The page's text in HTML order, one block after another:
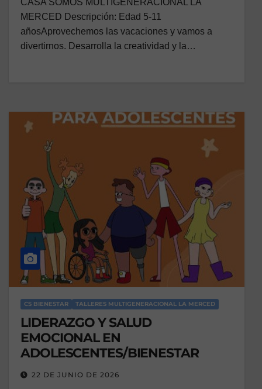
CASA SOMOS MULTIGENERACIONAL LA
MERCED Descripción: Edad 5-11
añosAprovechemos las vacaciones y vamos a
divertirnos. Desarrolla la creatividad y la…
CS BIENESTAR TALLERES MULTIGENERACIONAL LA MERCED
LIDERAZGO Y SALUD
EMOCIONAL EN
ADOLESCENTES/BIENESTAR
22 DE JUNIO DE 2026